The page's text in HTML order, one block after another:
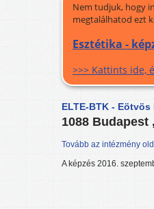
Nem tudjuk, hogy
megtalálhatod ezt
Esztétika -
>>> Kattints ide,
ELTE-BTK -
1088 Budapest
Tovább az intézmény
A képzés 2016.